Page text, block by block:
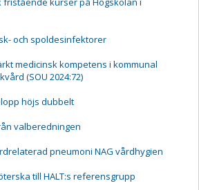
och spoldesinfektorer
medicinsk kompetens i kommunal
(SOU 2024:72)
höjs dubbelt
valberedningen
pneumoni NAG vårdhygien
till HALT:s referensgrupp